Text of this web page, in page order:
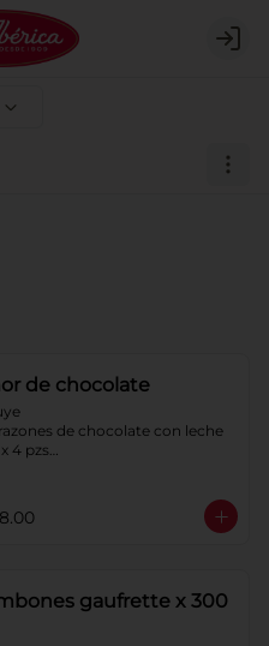
de chocolate
de chocolate con leche
4 pzs
de regalo a elección
gaufrette x 300